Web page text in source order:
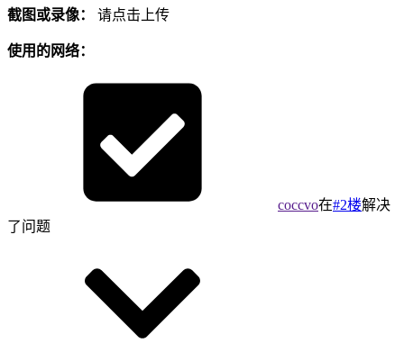
截图或录像： 请点击上传
使用的网络：
coccvo在#2楼解决
了问题